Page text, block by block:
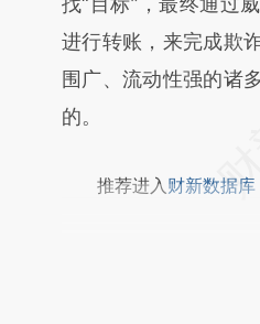
进行转账，来完成欺
围广、流动性强的诸
的。
推荐进入 财新数据库